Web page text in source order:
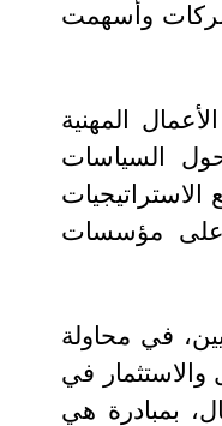
وأسهمت
المهنية
السياسات
على مؤسسات
في محاولة
في
بمبادرة هي